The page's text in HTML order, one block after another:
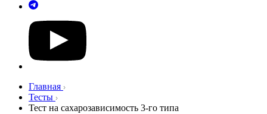
Главная
Тесты
Тест на сахарозависимость 3-го типа